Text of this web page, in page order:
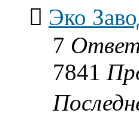
Эко
7
7841